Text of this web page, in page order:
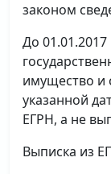
законом
До
имущество и
указанной
ЕГРН, а не
Выписка из